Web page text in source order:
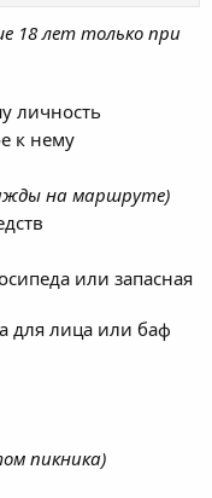
18 лет только при
личность
к нему
на маршруте)
или запасная
для лица или баф
пикника)